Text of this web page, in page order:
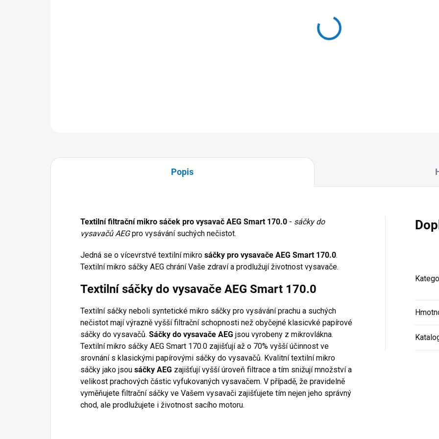
Popis
Textilní filtrační mikro sáček pro vysavač AEG Smart 170.0 - sáčky do
vysavačů AEGpro vysávání suchých nečistot.
Jedná se o vícevrstvé textilní mikro sáčky pro vysavače AEG Smart 170.0.
Textilní mikro sáčky AEG chrání Vaše zdraví a prodlužují životnost vysavače.
Textilní sáčky do vysavače AEG Smart 170.0
Textilní sáčky neboli syntetické mikro sáčky pro vysávání prachu a suchých
nečistot mají výrazně vyšší filtrační schopnosti než obyčejné klasicvké papírové
sáčky do vysavačů. Sáčky do vysavače AEG jsou vyrobeny z mikrovlákna.
Textilní mikro sáčky AEG Smart 170.0 zajišťují až o 70% vyšší účinnost ve
srovnání s klasickými papírovými sáčky do vysavačů. Kvalitní textilní mikro
sáčky jako jsou sáčky AEG zajišťují vyšší úroveň filtrace a tím snižují množství a
velikost prachových částic vyfukovaných vysavačem. V případě, že pravidelně
vyměňujete filtrační sáčky ve Vašem vysavači zajišťujete tím nejen jeho správný
chod, ale prodlužujete i životnost sacího motoru.